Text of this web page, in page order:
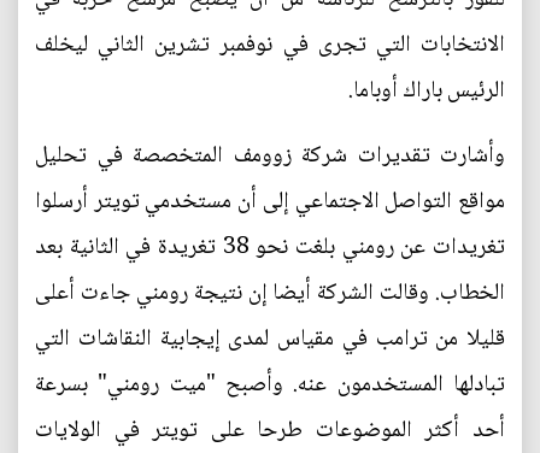
الانتخابات التي تجرى في نوفمبر تشرين الثاني ليخلف
الرئيس باراك أوباما.
وأشارت تقديرات شركة زوومف المتخصصة في تحليل
مواقع التواصل الاجتماعي إلى أن مستخدمي تويتر أرسلوا
تغريدات عن رومني بلغت نحو 38 تغريدة في الثانية بعد
الخطاب. وقالت الشركة أيضا إن نتيجة رومني جاءت أعلى
قليلا من ترامب في مقياس لمدى إيجابية النقاشات التي
تبادلها المستخدمون عنه. وأصبح "ميت رومني" بسرعة
أحد أكثر الموضوعات طرحا على تويتر في الولايات